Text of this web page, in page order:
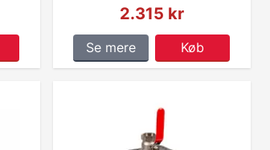
2.315 kr
Se mere Køb